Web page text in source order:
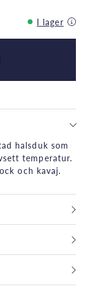
I lager
halsduk som
temperatur.
och kavaj.